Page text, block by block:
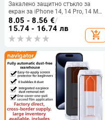
Закалено защитно стъкло за
екран за iPhone 14, 14 Pro, 14 Max
и 13 Pro Max — антисиня
светлина, антиотпечатъци, пълно
покритие, HD качество
8.05 - 8.56 €/
15.74 - 16.74 лв
add_shopping_cart